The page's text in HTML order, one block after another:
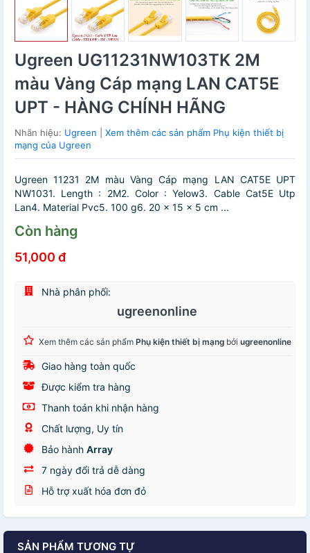
Ugreen UG11231NW103TK 2M
màu Vàng Cáp mạng LAN CAT5E
UPT - HÀNG CHÍNH HÃNG
Nhãn hiệu: Ugreen
Xem thêm các sản phẩm Phụ kiện thiết bị
mạng của Ugreen
Ugreen 11231 2M màu Vàng Cáp mạng LAN CAT5E UPT
NW1031. Length : 2M2. Color : Yelow3. Cable Cat5E Utp
Lan4. Material Pvc5. 100 g6. 20 x 15 x 5 cm ...
Còn hàng
51,000 đ
Nhà phân phối:
ugreenonline
Xem thêm các sản phẩm Phụ kiện thiết bị mạng bởi ugreenonline
Giao hàng toàn quốc
Được kiểm tra hàng
Thanh toán khi nhận hàng
Chất lượng, Uy tín
Bảo hành Array
7 ngày đổi trả dễ dàng
Hỗ trợ xuất hóa đơn đỏ
SẢN PHẨM TƯƠNG TỰ